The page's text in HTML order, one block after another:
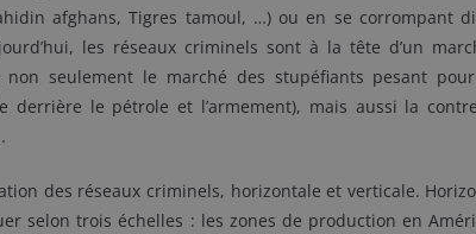
afghans, Tigres tamoul, …) ou en se corrompant
les réseaux criminels sont à la tête d’un
non seulement le marché des stupéfiants pesant
derrière le pétrole et l’armement), mais aussi la
des réseaux criminels, horizontale et verticale.
selon trois échelles : les zones de production en